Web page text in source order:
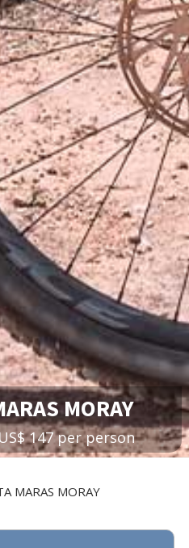
MORAY
147 per person
MARAS MORAY